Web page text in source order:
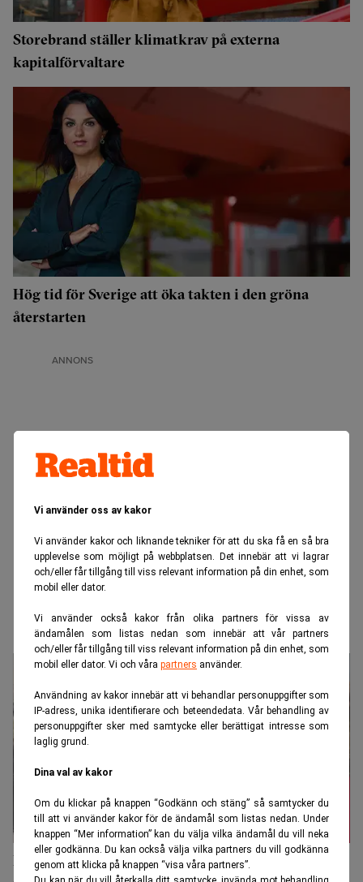
Vi använder oss av kakor
Vi använder kakor och liknande tekniker för att du ska få en så bra
upplevelse som möjligt på webbplatsen. Det innebär att vi lagrar
och/eller får tillgång till viss relevant information på din enhet, som
mobil eller dator.
Vi använder också kakor från olika partners för vissa av
ändamålen som listas nedan som innebär att vår partners
och/eller får tillgång till viss relevant information på din enhet, som
mobil eller dator. Vi och våra partners använder.
Användning av kakor innebär att vi behandlar personuppgifter som
IP-adress, unika identifierare och beteendedata. Vår behandling av
personuppgifter sker med samtycke eller berättigat intresse som
laglig grund.
Dina val av kakor
Om du klickar på knappen “Godkänn och stäng” så samtycker du
till att vi använder kakor för de ändamål som listas nedan. Under
knappen “Mer information” kan du välja vilka ändamål du vill neka
eller godkänna. Du kan också välja vilka partners du vill godkänna
genom att klicka på knappen “visa våra partners”.
Storebrand ställer klimatkrav på externa
kapitalförvaltare
Hög tid för Sverige att öka takten i den gröna
återstarten
ANNONS
Därför är jämställdhet avgörande för oss som